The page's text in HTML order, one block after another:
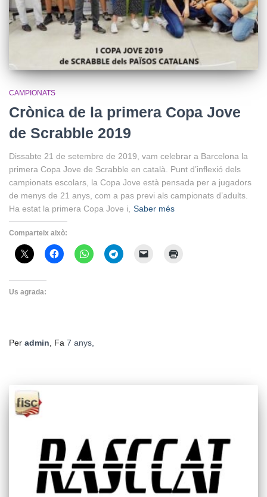
CAMPIONATS
Crònica de la primera Copa Jove
de Scrabble 2019
Dissabte 21 de setembre de 2019, vam celebrar a Barcelona la
primera Copa Jove de Scrabble en català. Punt d’inflexió dels
campionats escolars, la Copa Jove està pensada per a jugadors
de menys de 21 anys, com a pas previ als campionats d’adults.
Ha estat la primera Copa Jove i,
Saber més
Comparteix això:
Us agrada:
Per admin , Fa 7 anys